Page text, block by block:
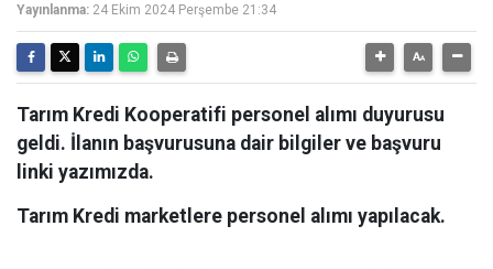
Yayınlanma: 24 Ekim 2024 Perşembe 21:34
Tarım Kredi Kooperatifi personel alımı duyurusu
geldi. İlanın başvurusuna dair bilgiler ve başvuru
linki yazımızda.
Tarım Kredi marketlere personel alımı yapılacak.